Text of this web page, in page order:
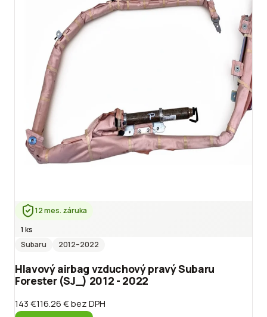
12 mes. záruka
1 ks
Subaru
2012–2022
Hlavový airbag vzduchový pravý Subaru
Forester (SJ_) 2012 - 2022
143 €116.26 €bez DPH